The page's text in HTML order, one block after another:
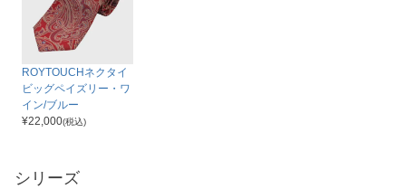
ROYTOUCHネクタイ
ビッグペイズリー・ワ
イン/ブルー
¥22,000(税込)
シリーズ